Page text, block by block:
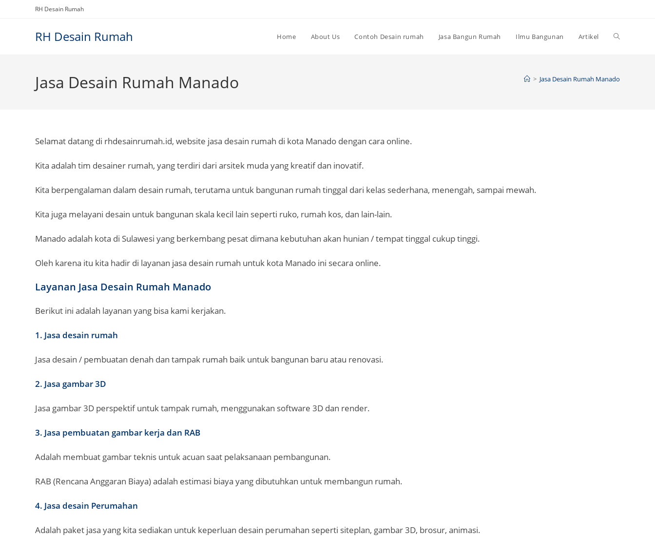
RH Desain Rumah
RH Desain Rumah Home About Us Contoh Desain rumah Jasa Bangun Rumah Ilmu Bangunan Artikel Toggle
Jasa Desain Rumah Manado > Jasa Desain Rumah Manado
Selamat datang di rhdesainrumah.id, website jasa desain rumah di kota Manado dengan cara online.
Kita adalah tim desainer rumah, yang terdiri dari arsitek muda yang kreatif dan inovatif.
Kita berpengalaman dalam desain rumah, terutama untuk bangunan rumah tinggal dari kelas sederhana, menengah, sampai mewah.
Kita juga melayani desain untuk bangunan skala kecil lain seperti ruko, rumah kos, dan lain-lain.
Manado adalah kota di Sulawesi yang berkembang pesat dimana kebutuhan akan hunian / tempat tinggal cukup tinggi.
Oleh karena itu kita hadir di layanan jasa desain rumah untuk kota Manado ini secara online.
Layanan Jasa Desain Rumah Manado
Berikut ini adalah layanan yang bisa kami kerjakan.
1. Jasa desain rumah
Jasa desain / pembuatan denah dan tampak rumah baik untuk bangunan baru atau renovasi.
2. Jasa gambar 3D
Jasa gambar 3D perspektif untuk tampak rumah, menggunakan software 3D dan render.
3. Jasa pembuatan gambar kerja dan RAB
Adalah membuat gambar teknis untuk acuan saat pelaksanaan pembangunan.
RAB (Rencana Anggaran Biaya) adalah estimasi biaya yang dibutuhkan untuk membangun rumah.
4. Jasa desain Perumahan
Adalah paket jasa yang kita sediakan untuk keperluan desain perumahan seperti siteplan, gambar 3D, brosur, animasi.